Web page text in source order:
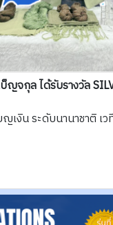
จกุล ได้รับรางวัล
งิน ระดับนานาชาติ เว